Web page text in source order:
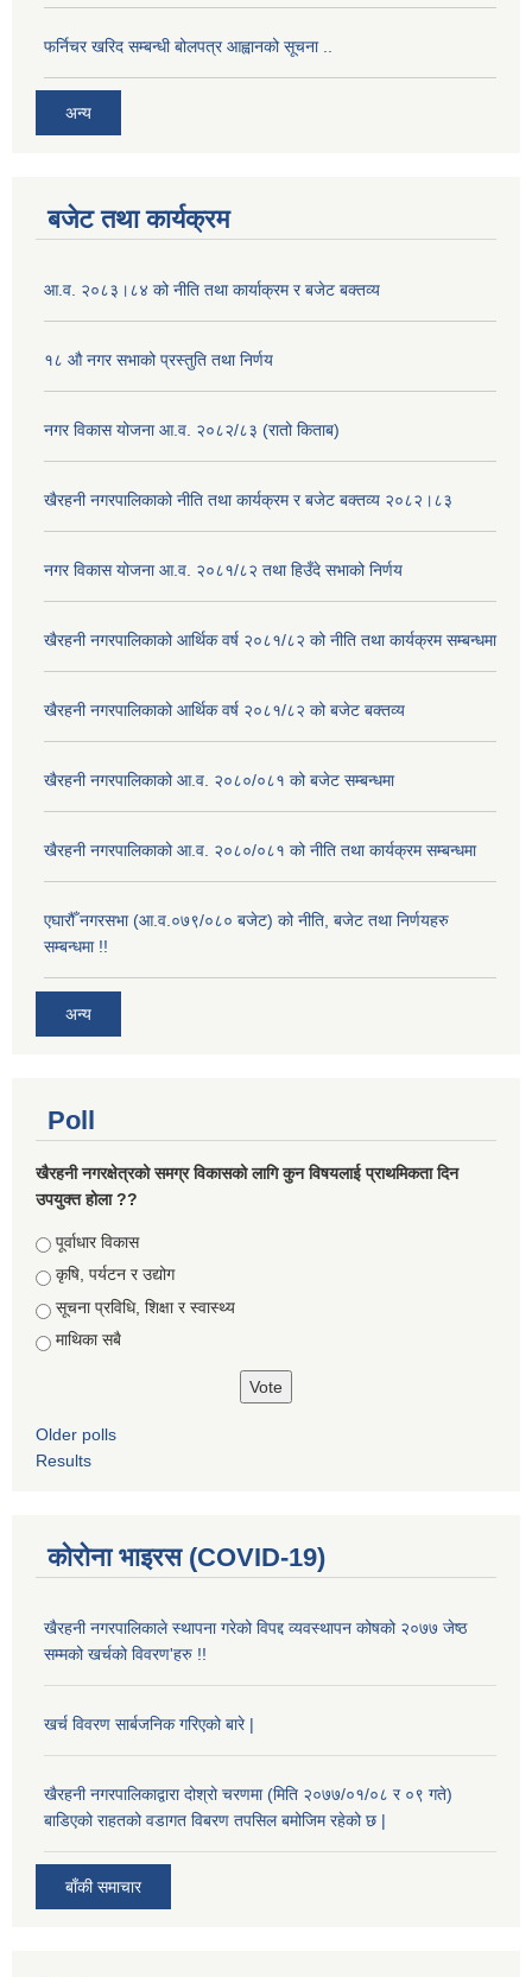
फर्निचर खरिद सम्बन्धी बोलपत्र आह्वानको सूचना ..
अन्य
बजेट तथा कार्यक्रम
आ.व. २०८३।८४ को नीति तथा कार्याक्रम र बजेट बक्तव्य
१८ औ नगर सभाको प्रस्तुति तथा निर्णय
नगर विकास योजना आ.व. २०८२/८३ (रातो किताब)
खैरहनी नगरपालिकाको नीति तथा कार्यक्रम र बजेट बक्तव्य २०८२।८३
नगर विकास योजना आ.व. २०८१/८२ तथा हिउँदे सभाको निर्णय
खैरहनी नगरपालिकाको आर्थिक वर्ष २०८१/८२ को नीति तथा कार्यक्रम सम्बन्धमा
खैरहनी नगरपालिकाको आर्थिक वर्ष २०८१/८२ को बजेट बक्तव्य
खैरहनी नगरपालिकाको आ.व. २०८०/०८१ को बजेट सम्बन्धमा
खैरहनी नगरपालिकाको आ.व. २०८०/०८१ को नीति तथा कार्यक्रम सम्बन्धमा
एघारौँ नगरसभा (आ.व.०७९/०८० बजेट) को नीति, बजेट तथा निर्णयहरु
सम्बन्धमा !!
अन्य
Poll
खैरहनी नगरक्षेत्रको समग्र विकासको लागि कुन विषयलाई प्राथमिकता दिन
उपयुक्त होला ??
Choices
पूर्वाधार विकास
कृषि, पर्यटन र उद्योग
सूचना प्रविधि, शिक्षा र स्वास्थ्य
माथिका सबै
Older polls
Results
कोरोना भाइरस (COVID-19)
खैरहनी नगरपालिकाले स्थापना गरेको विपद्द व्यवस्थापन कोषको २०७७ जेष्ठ
सम्मको खर्चको विवरण'हरु !!
खर्च विवरण सार्बजनिक गरिएको बारे |
खैरहनी नगरपालिकाद्वारा दोश्रो चरणमा (मिति २०७७/०१/०८ र ०९ गते)
बाडिएको राहतको वडागत विबरण तपसिल बमोजिम रहेको छ |
बाँकी समाचार